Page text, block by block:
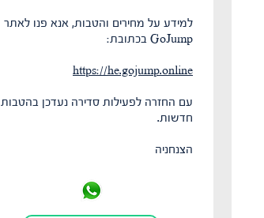
למידע על מחירים והטבות, אנא פנו לאתר
GoJump בכתובת:
https://he.gojump.online
עם החזרה לפעילות סדירה נעדכן בהטבות
חדשות.
הצנחניה